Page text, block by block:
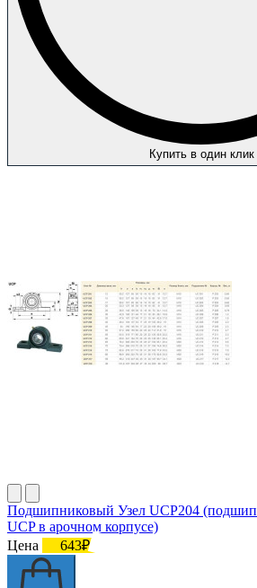
Купить в один клик
Подшипниковый Узел UCP204
UCP в арочном корпусе)
Цена
643₽